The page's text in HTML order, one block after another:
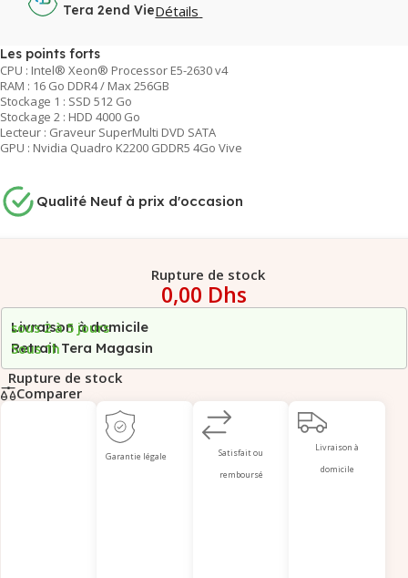
Tera 2end VieDétails
Les points forts
CPU : Intel® Xeon® Processor E5-2630 v4
RAM : 16 Go DDR4 / Max 256GB
Stockage 1 : SSD 512 Go
Stockage 2 : HDD 4000 Go
Lecteur : Graveur SuperMulti DVD SATA
GPU : Nvidia Quadro K2200 GDDR5 4Go Vive
Qualité Neuf à prix d'occasion
Rupture de stock
0,00 Dhs
Livraison à domicile
sous 2 à 5 jours
Retrait Tera Magasin
Sous 1h
Rupture de stock
Comparer
Garantie légale
Satisfait ou
remboursé
Livraison à
domicile